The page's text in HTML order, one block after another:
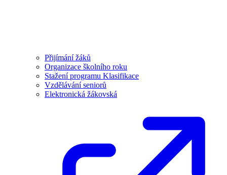
Přijímání žáků
Organizace školního roku
Stažení programu Klasifikace
Vzdělávání seniorů
Elektronická žákovská